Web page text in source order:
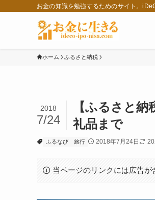
お金の知識を勉強するためのサイト。
ホーム ふるさと納税
【ふるさと
礼品まで
2018
7/24
ふるなび 旅行 2018年7月24日
当ページのリンクには広告が